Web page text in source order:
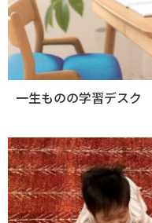
一生ものの学習デスク